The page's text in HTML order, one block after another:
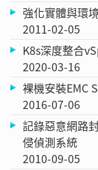
強化實體與環
2011-02-05
K8s深度整合
2020-03-16
裸機安裝EMC
2016-07-06
記錄惡意網路
侵偵測系統
2010-09-05